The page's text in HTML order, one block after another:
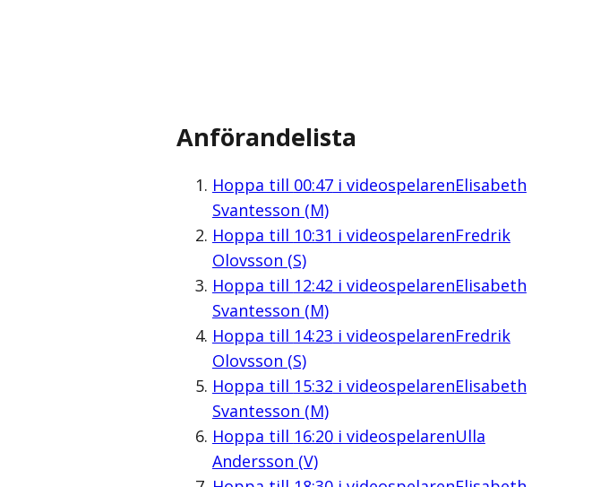
Anförandelista
Hoppa till 00:47i videospelarenElisabeth
Svantesson (M)
Hoppa till 10:31 i videospelarenFredrik
Olovsson (S)
Hoppa till 12:42 i videospelarenElisabeth
Svantesson (M)
Hoppa till 14:23 i videospelarenFredrik
Olovsson (S)
Hoppa till 15:32 i videospelarenElisabeth
Svantesson (M)
Hoppa till 16:20i videospelarenUlla
Andersson (V)